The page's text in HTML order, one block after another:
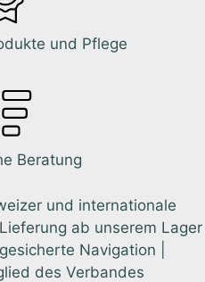
und Pflege
Beratung
und internationale
ab unserem Lager
Navigation |
des Verbandes